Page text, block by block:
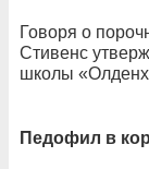
Говоря о
Стивенс
школы
Педофил в